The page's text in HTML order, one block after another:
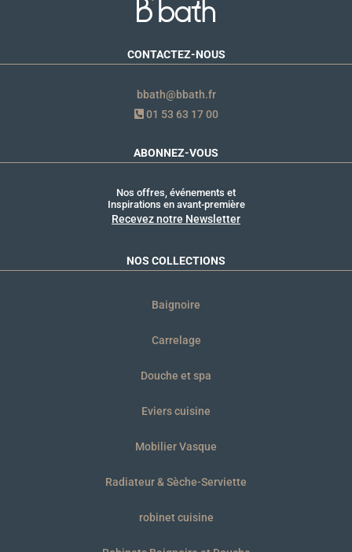
CONTACTEZ-NOUS
bbath@bbath.fr
01 53 63 17 00
ABONNEZ-VOUS
Nos offres, événements et
Inspirations en avant-première
Recevez notre Newsletter
NOS COLLECTIONS
Baignoire
Carrelage
Douche et spa
Eviers cuisine
Mobilier Vasque
Radiateur & Sèche-Serviette
robinet cuisine